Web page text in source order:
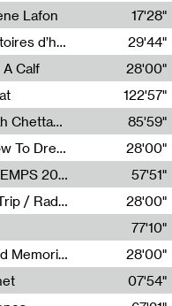
Lafon
17'28"
Paysages animés #3 : Prairies – Histoires d’herbes et d’humains
29'44"
A Calf
28'00"
122'57"
Formule Magique #3 : Selim-a Attalah Chettaoui
85'59"
Radia Show #1103 : “Learning AI How To Dream” by Sebastian Dingens (Radio Campus Bruxelles)
28'00"
LA PYRAMIDE DE BOIS 12 / PRINTEMPS 2026
57'51"
Radia Show #1102 : The Economic Trip / Radio Grenouille
28'00"
77'10"
Radia Show Show #1101 : Embedded Memories by Jimmy Peggie / radioart106
28'00"
07'54"